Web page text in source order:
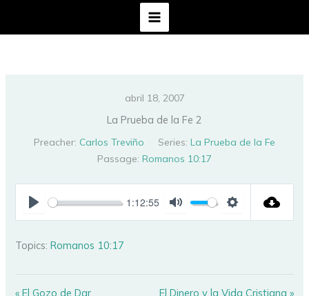
abril 18, 2007
La Prueba de la Fe 2
Preacher: Carlos Treviño Series: La Prueba de la Fe
Passage: Romanos 10:17
PLAY
1:12:55
MUTE SETTINGS
Topics: Romanos 10:17
« El Gozo de Dar El Dinero y la Vida Cristiana »